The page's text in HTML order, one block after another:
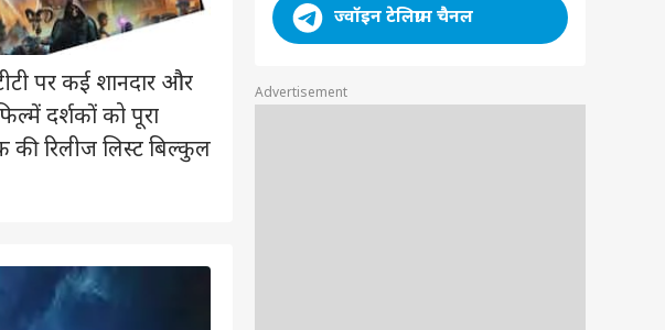
पर कई शानदार और
दर्शकों को पूरा
रिलीज लिस्ट बिल्कुल
ज्वॉइन टेलिग्राम चैनल
Advertisement